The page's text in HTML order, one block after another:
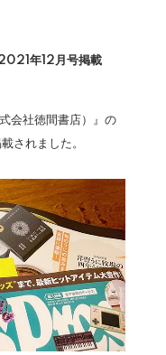
年12月号掲載
式会社徳間書店）』の
されました。